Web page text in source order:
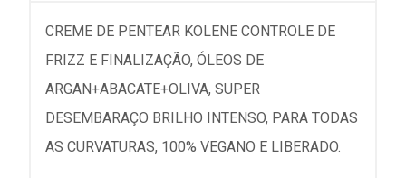
CREME DE PENTEAR KOLENE CONTROLE DE
FRIZZ E FINALIZAÇÃO, ÓLEOS DE
ARGAN+ABACATE+OLIVA, SUPER
DESEMBARAÇO BRILHO INTENSO, PARA TODAS
AS CURVATURAS, 100% VEGANO E LIBERADO.